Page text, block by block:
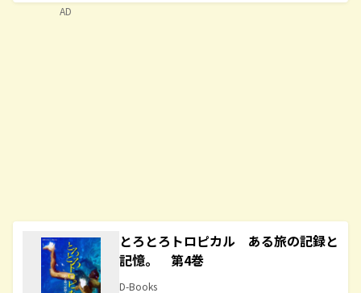
とろとろトロピカル ある旅の記録と
記憶。 第4巻
D-Books
AD